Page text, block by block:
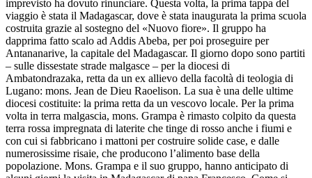
imprevisto ha dovuto rinunciare. Questa volta, la prima tappa del
viaggio è stata il Madagascar, dove è stata inaugurata la prima scuola
costruita grazie al sostegno del «Nuovo fiore». Il gruppo ha
dapprima fatto scalo ad Addis Abeba, per poi proseguire per
Antananarive, la capitale del Madagascar. Il giorno dopo sono partiti
– sulle dissestate strade malgasce – per la diocesi di
Ambatondrazaka, retta da un ex allievo della facoltà di teologia di
Lugano: mons. Jean de Dieu Raoelison. La sua è una delle ultime
diocesi costituite: la prima retta da un vescovo locale. Per la prima
volta in terra malgascia, mons. Grampa è rimasto colpito da questa
terra rossa impregnata di laterite che tinge di rosso anche i fiumi e
con cui si fabbricano i mattoni per costruire solide case, e dalle
numerosissime risaie, che producono l’alimento base della
popolazione. Mons. Grampa e il suo gruppo, hanno anticipato di